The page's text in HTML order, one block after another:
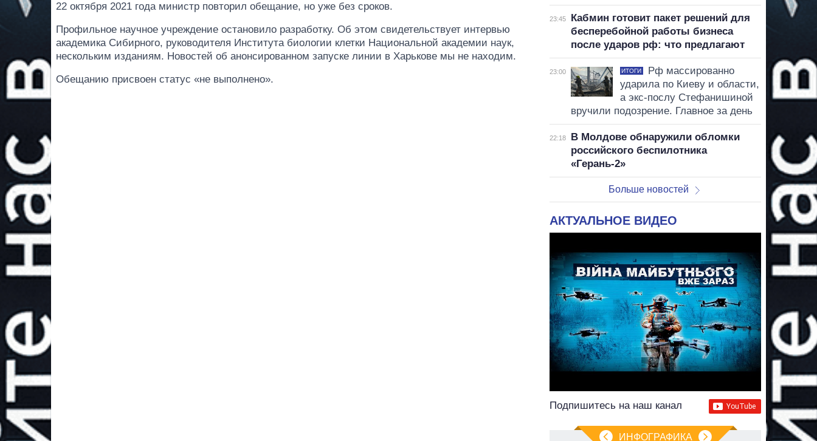
22 октября 2021 года министр повторил обещание, но уже без сроков.
Профильное научное учреждение остановило разработку. Об этом свидетельствует интервью
академика Сибирного, руководителя Института биологии клетки Национальной академии наук,
нескольким изданиям. Новостей об анонсированном запуске линии в Харькове мы не находим.
Обещанию присвоен статус «не выполнено».
23:45
Кабмин готовит пакет решений для
бесперебойной работы бизнеса
после ударов рф: что предлагают
23:00 ИТОГИ
Рф массированно
ударила по Киеву и области,
а экс-послу Стефанишиной
вручили подозрение. Главное за день
22:18
В Молдове обнаружили обломки
российского беспилотника
«Герань-2»
Больше новостей
АКТУАЛЬНОЕ ВИДЕО
Подпишитесь на наш канал
ИНФОГРАФИКА